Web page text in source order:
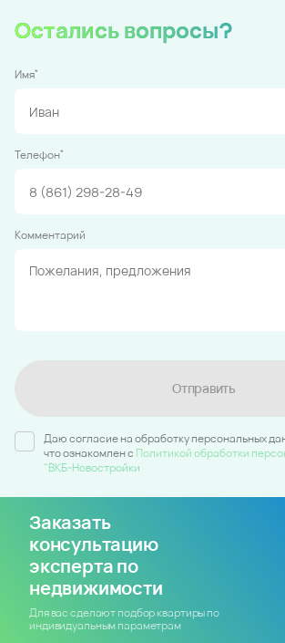
Остались вопросы?
Имя*
Телефон*
Комментарий
Отправить
Даю согласие на обработку персональных
что ознакомлен c Политикой обработки
"ВКБ-Новостройки
Заказать
консультацию
эксперта по
недвижимости
Для вас сделают подбор квартиры по
индивидуальным параметрам